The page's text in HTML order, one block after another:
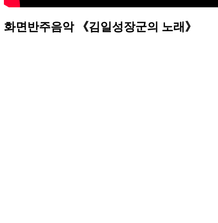
화면반주음악 《김일성장군의 노래》